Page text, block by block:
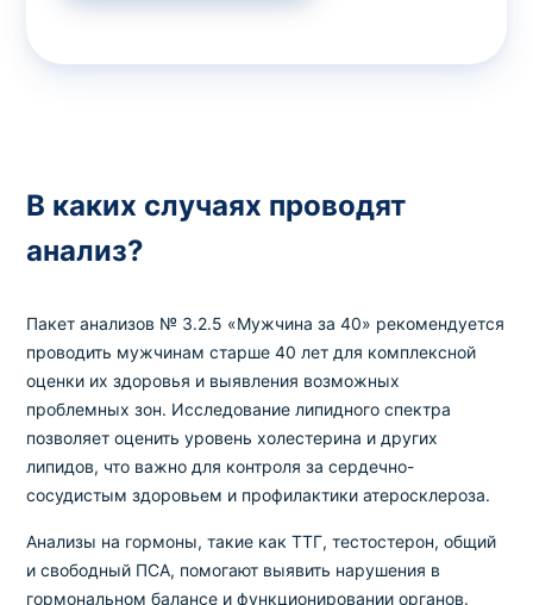
В каких случаях проводят
анализ?
Пакет анализов № 3.2.5 «Мужчина за 40» рекомендуется
проводить мужчинам старше 40 лет для комплексной
оценки их здоровья и выявления возможных
проблемных зон. Исследование липидного спектра
позволяет оценить уровень холестерина и других
липидов, что важно для контроля за сердечно-
сосудистым здоровьем и профилактики атеросклероза.
Анализы на гормоны, такие как ТТГ, тестостерон, общий
и свободный ПСА, помогают выявить нарушения в
гормональном балансе и функционировании органов.